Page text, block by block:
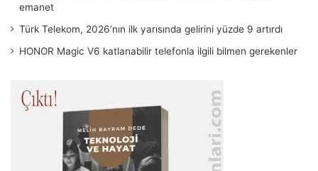
emanet
Türk Telekom, 2026’nın ilk yarısında gelirini yüzde 9 artırdı
HONOR Magic V6 katlanabilir telefonla ilgili bilmen gerekenler